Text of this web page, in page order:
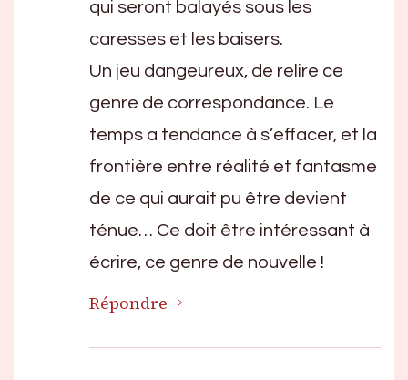
qui seront balayés sous les
caresses et les baisers.
Un jeu dangeureux, de relire ce
genre de correspondance. Le
temps a tendance à s’effacer, et la
frontière entre réalité et fantasme
de ce qui aurait pu être devient
ténue… Ce doit être intéressant à
écrire, ce genre de nouvelle !
Répondre